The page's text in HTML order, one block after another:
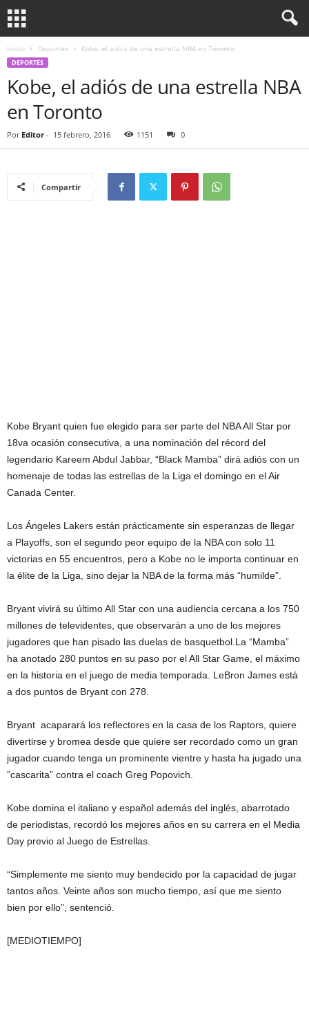
Inicio Deportes Kobe, el adiós de una estrella NBA en Toronto
DEPORTES
Kobe, el adiós de una estrella NBA
en Toronto
Por Editor - 15 febrero, 2016 1151 0
Compartir
Kobe Bryant quien fue elegido para ser parte del NBA All Star por
18va ocasión consecutiva, a una nominación del récord del
legendario Kareem Abdul Jabbar, “Black Mamba” dirá adiós con un
homenaje de todas las estrellas de la Liga el domingo en el Air
Canada Center.
Los Ángeles Lakers están prácticamente sin esperanzas de llegar
a Playoffs, son el segundo peor equipo de la NBA con solo 11
victorias en 55 encuentros, pero a Kobe no le importa continuar en
la élite de la Liga, sino dejar la NBA de la forma más “humilde”.
Bryant vivirá su último All Star con una audiencia cercana a los 750
millones de televidentes, que observarán a uno de los mejores
jugadores que han pisado las duelas de basquetbol.La “Mamba”
ha anotado 280 puntos en su paso por el All Star Game, el máximo
en la historia en el juego de media temporada. LeBron James está
a dos puntos de Bryant con 278.
Bryant acaparará los reflectores en la casa de los Raptors, quiere
divertirse y bromea desde que quiere ser recordado como un gran
jugador cuando tenga un prominente vientre y hasta ha jugado una
“cascarita” contra el coach Greg Popovich.
Kobe domina el italiano y español además del inglés, abarrotado
de periodistas, recordó los mejores años en su carrera en el Media
Day previo al Juego de Estrellas.
“Simplemente me siento muy bendecido por la capacidad de jugar
tantos años. Veinte años son mucho tiempo, así que me siento
bien por ello”, sentenció.
[MEDIOTIEMPO]